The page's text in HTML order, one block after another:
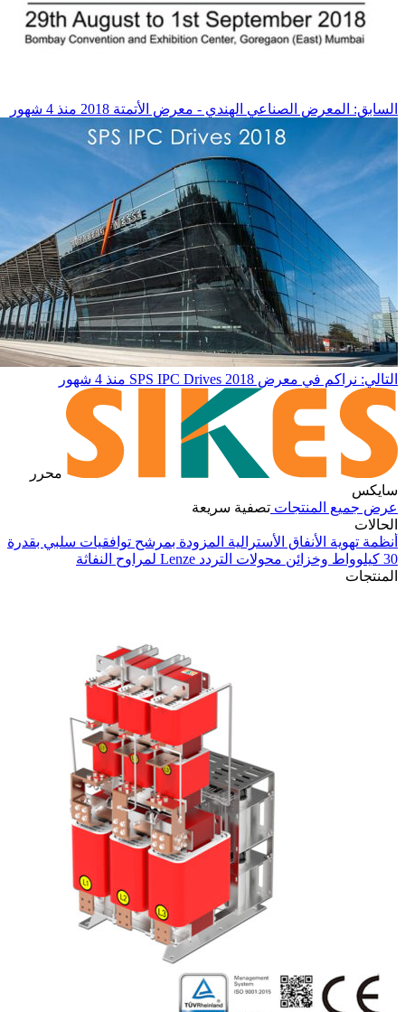
السابق: المعرض الصناعي الهندي - معرض الأتمتة 2018 منذ 4 شهور
التالي: نراكم في معرض SPS IPC Drives 2018 منذ 4 شهور
محرر
سايكس
عرض جميع المنتجات تصفية سريعة
الحالات
أنظمة تهوية الأنفاق الأسترالية المزودة بمرشح توافقيات سلبي بقدرة
30 كيلوواط وخزائن محولات التردد Lenze لمراوح النفاثة
المنتجات